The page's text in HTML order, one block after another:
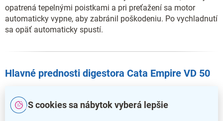
S cookies sa nábytok vyberá lepšie
opatrená tepelnými poistkami a pri preťažení sa motor
automaticky vypne, aby zabránil poškodeniu. Po vychladnutí
sa opäť automaticky spustí.
Hlavné prednosti digestora Cata Empire VD 50
Ideálne riešenie pre udržanie čistoty v kuchyni
Digestor sa spoľahlivo postará o odvetrávanie